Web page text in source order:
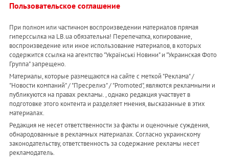
Пользовательское соглашение
При полном или частичном воспроизведении материалов прямая
гиперссылка на LB.ua обязательна! Перепечатка, копирование,
воспроизведение или иное использование материалов, в которых
содержится ссылка на агентство "Українськi Новини" и "Украинская Фото
Группа" запрещено.
Материалы, которые размещаются на сайте с меткой "Реклама" /
"Новости компаний" / "Пресрелиз" / "Promoted", являются рекламными и
публикуются на правах рекламы. , однако редакция участвует в
подготовке этого контента и разделяет мнения, высказанные в этих
материалах.
Редакция не несет ответственности за факты и оценочные суждения,
обнародованные в рекламных материалах. Согласно украинскому
законодательству, ответственность за содержание рекламы несет
рекламодатель.